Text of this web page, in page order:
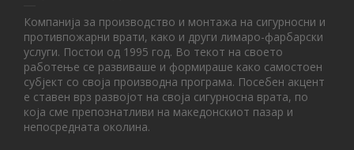
Компанија за производство и монтажа на сигурносни и
противпожарни врати, како и други лимаро-фарбарски
услуги. Постои од 1995 год. Во текот на своето
работење се развиваше и формираше како самостоен
субјект со своја производна програма. Посебен акцент
е ставен врз развојот на своја сигурносна врата, по
која сме препознатливи на македонскиот пазар и
непосредната околина.